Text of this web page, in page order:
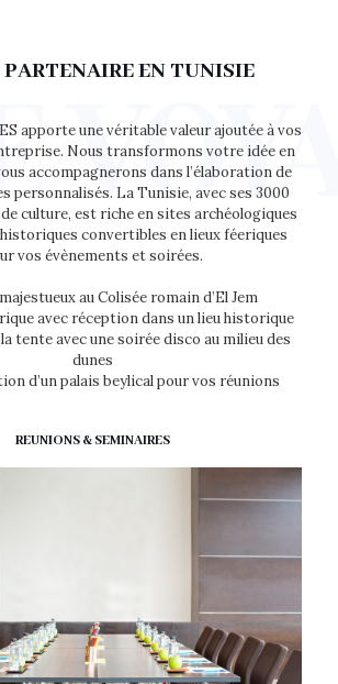
EN TUNISIE
apporte une véritable valeur ajoutée à vos
Nous transformons votre idée en
accompagnerons dans l’élaboration de
personnalisés. La Tunisie, avec ses 3000
culture, est riche en sites archéologiques
convertibles en lieux féeriques
vos évènements et soirées.
au Colisée romain d’El Jem
avec réception dans un lieu historique
tente avec une soirée disco au milieu des
dunes
d’un palais beylical pour vos réunions
REUNIONS & SEMINAIRES